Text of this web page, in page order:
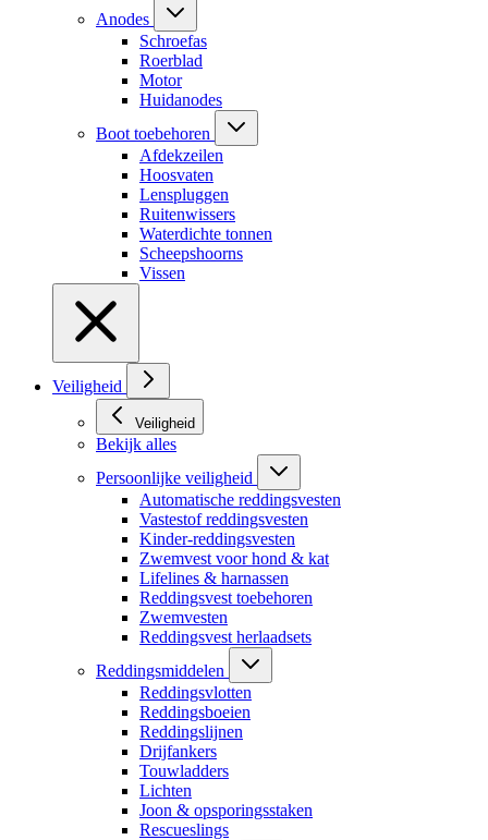
Anodes
Schroefas
Roerblad
Motor
Huidanodes
Boot toebehoren
Afdekzeilen
Hoosvaten
Lenspluggen
Ruitenwissers
Waterdichte tonnen
Scheepshoorns
Vissen
Veiligheid
Veiligheid
Bekijk alles
Persoonlijke veiligheid
Automatische reddingsvesten
Vastestof reddingsvesten
Kinder-reddingsvesten
Zwemvest voor hond & kat
Lifelines & harnassen
Reddingsvest toebehoren
Zwemvesten
Reddingsvest herlaadsets
Reddingsmiddelen
Reddingsvlotten
Reddingsboeien
Reddingslijnen
Drijfankers
Touwladders
Lichten
Joon & opsporingsstaken
Rescueslings